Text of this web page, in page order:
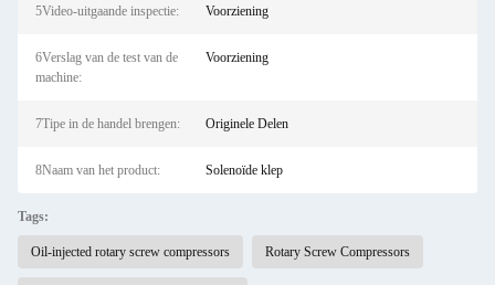
5Video-uitgaande inspectie: Voorziening
6Verslag van de test van de
machine:
Voorziening
7Tipe in de handel brengen: Originele Delen
8Naam van het product: Solenoïde klep
Tags:
Oil-injected rotary screw compressors Rotary Screw Compressors